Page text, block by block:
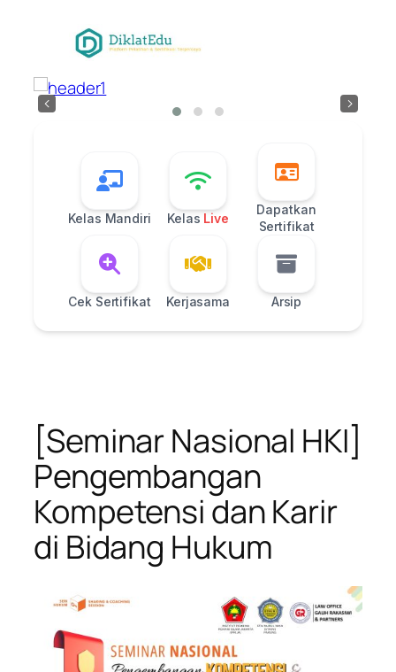
‹
›
Kelas Mandiri Kelas Live
Dapatkan
Sertifikat
Cek Sertifikat Kerjasama Arsip
[Seminar Nasional HKI]
Pengembangan
Kompetensi dan Karir
di Bidang Hukum